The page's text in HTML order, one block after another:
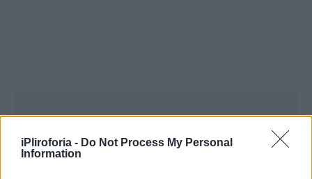
iPliroforia - Do Not Process My Personal
Information
Δήμητρα Δερζέκου: «Λέω τη δική μου